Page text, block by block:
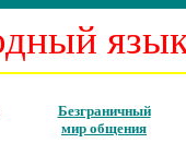
Безграничный
мир общения